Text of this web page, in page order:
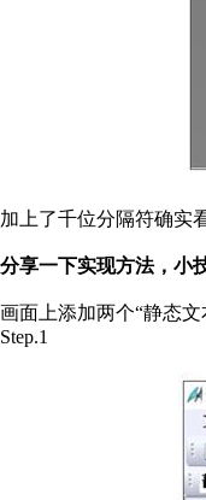
加上了千位分隔符确实
分享一下实现方法，小
画面上添加两个“静态
Step.1